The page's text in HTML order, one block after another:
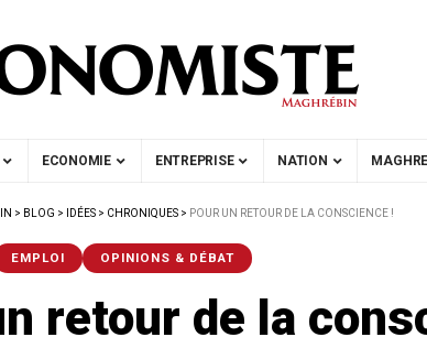
ECONOMIE ENTREPRISE NATION
> BLOG > IDÉES > CHRONIQUES > POUR UN RETOUR DE LA CONSCIENCE !
EMPLOI OPINIONS & DÉBAT
retour de la